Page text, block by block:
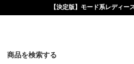
【決定版】モード系レディ
商品を検索する